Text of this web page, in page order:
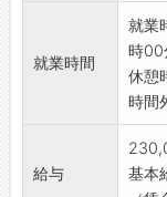
就業時間
就業
時00
休憩
時間
給与
基本